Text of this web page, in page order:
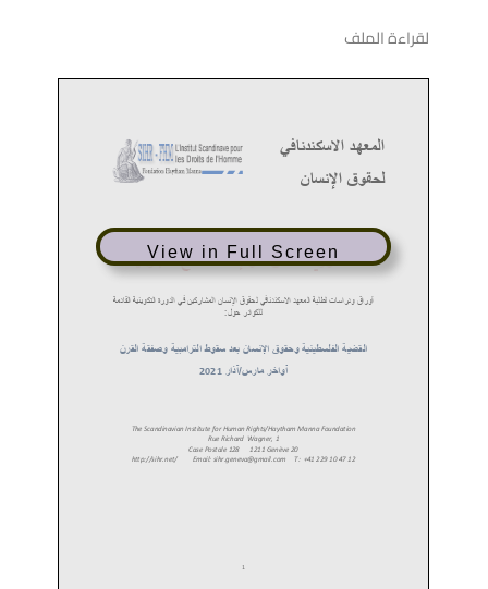
ما بعد الدولة: كيف أعادت الحرب تشكيل الاقتصاد
والسلطة في سوريا
لقراءة الملف
View in Full Screen